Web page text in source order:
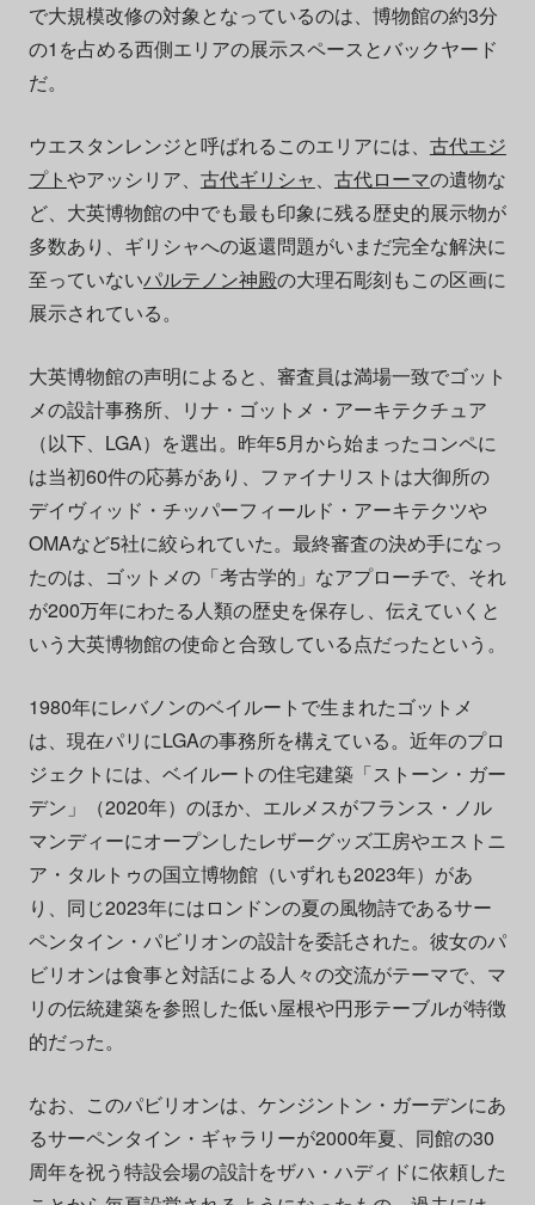
で大規模改修の対象となっているのは、博物館の約3分
の1を占める西側エリアの展示スペースとバックヤード
だ。
ウエスタンレンジと呼ばれるこのエリアには、 古代エジ
プトやアッシリア、 古代ギリシャ、 古代ローマの遺物な
ど、大英博物館の中でも最も印象に残る歴史的展示物が
多数あり、ギリシャへの返還問題がいまだ完全な解決に
至っていないパルテノン神殿の大理石彫刻もこの区画に
展示されている。
大英博物館の声明によると、審査員は満場一致でゴット
メの設計事務所、リナ・ゴットメ・アーキテクチュア
（以下、LGA）を選出。昨年5月から始まったコンペに
は当初60件の応募があり、ファイナリストは大御所の
デイヴィッド・チッパーフィールド・アーキテクツや
OMAなど5社に絞られていた。最終審査の決め手になっ
たのは、ゴットメの「考古学的」なアプローチで、それ
が200万年にわたる人類の歴史を保存し、伝えていくと
いう大英博物館の使命と合致している点だったという。
1980年にレバノンのベイルートで生まれたゴットメ
は、現在パリにLGAの事務所を構えている。近年のプロ
ジェクトには、ベイルートの住宅建築「ストーン・ガー
デン」（2020年）のほか、エルメスがフランス・ノル
マンディーにオープンしたレザーグッズ工房やエストニ
ア・タルトゥの国立博物館（いずれも2023年）があ
り、同じ2023年にはロンドンの夏の風物詩であるサー
ペンタイン・パビリオンの設計を委託された。彼女のパ
ビリオンは食事と対話による人々の交流がテーマで、マ
リの伝統建築を参照した低い屋根や円形テーブルが特徴
的だった。
なお、このパビリオンは、ケンジントン・ガーデンにあ
るサーペンタイン・ギャラリーが2000年夏、同館の30
周年を祝う特設会場の設計をザハ・ハディドに依頼した